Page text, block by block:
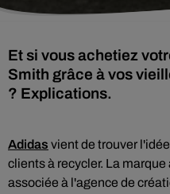
Et si vous achetiez
Smith grâce à vos
? Explications.
Adidas vient de trouver
clients à recycler. La
associée à l'agence de